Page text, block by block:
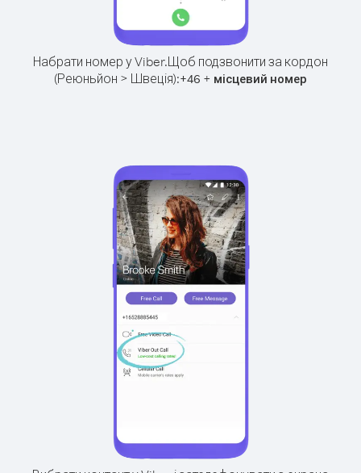
Набрати номер у Viber.Щоб подзвонити за кордон
(Реюньйон > Швеція):+46 + місцевий номер